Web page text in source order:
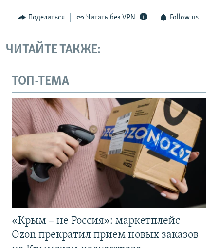
Поделиться Читать без VPN Follow us
ЧИТАЙТЕ ТАКЖЕ:
ТОП-ТЕМА
«Крым – не Россия»: маркетплейс
Ozon прекратил прием новых заказов